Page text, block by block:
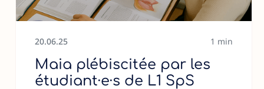
20.06.25 1 min
Maia plébiscitée par les
étudiant·e·s de L1 SpS